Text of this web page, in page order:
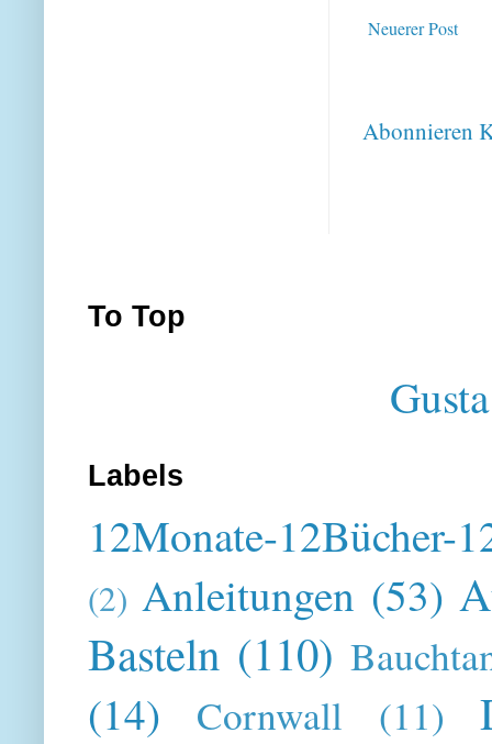
Neuerer Post
Abonnieren
To Top
Labels
12Monate-12Bücher-
(2) Anleitungen (53)
Basteln (110)
(14) Cornwall (11)